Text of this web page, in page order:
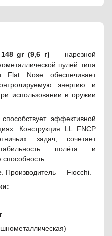
gr (9,6 г) — нарезной
пулей типа
Flat Nose обеспечивает
энергию и
использовании в оружии
способствует эффективной
Конструкция LL FNCP
задач, сочетает
полёта и
. Производитель — Fiocchi.